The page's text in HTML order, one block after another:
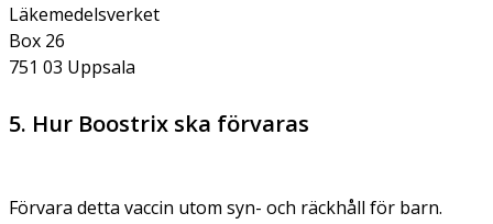
Läkemedelsverket
Box 26
751 03 Uppsala
5. Hur Boostrix ska förvaras
Förvara detta vaccin utom syn- och räckhåll för barn.